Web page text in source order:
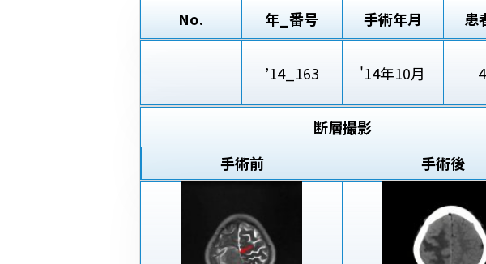
No. 年_番号 手術年月 患
’14_163 '14年10月
断層撮影
手術前
手術後